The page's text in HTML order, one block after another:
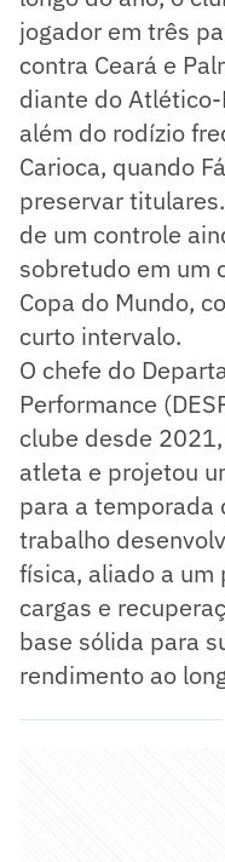
jogador em três
contra Ceará e
diante do
além do rodízio
Carioca, quando
preservar
de um controle
sobretudo em um
Copa do Mundo,
curto intervalo.
O chefe do
Performance
clube desde
atleta e projetou
para a temporada
trabalho
física, aliado a
cargas e
base sólida para
rendimento ao